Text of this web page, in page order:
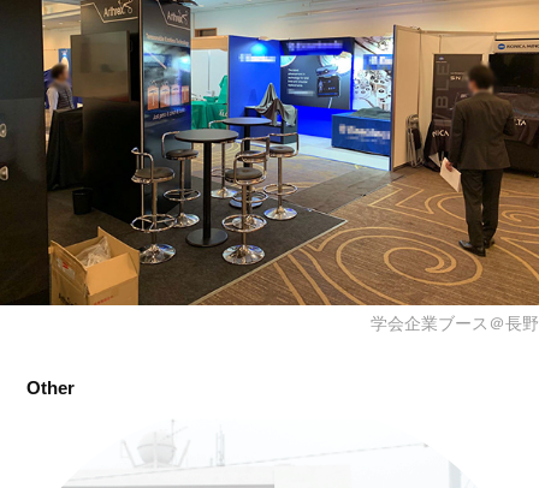
学会企業ブース＠長野
Other